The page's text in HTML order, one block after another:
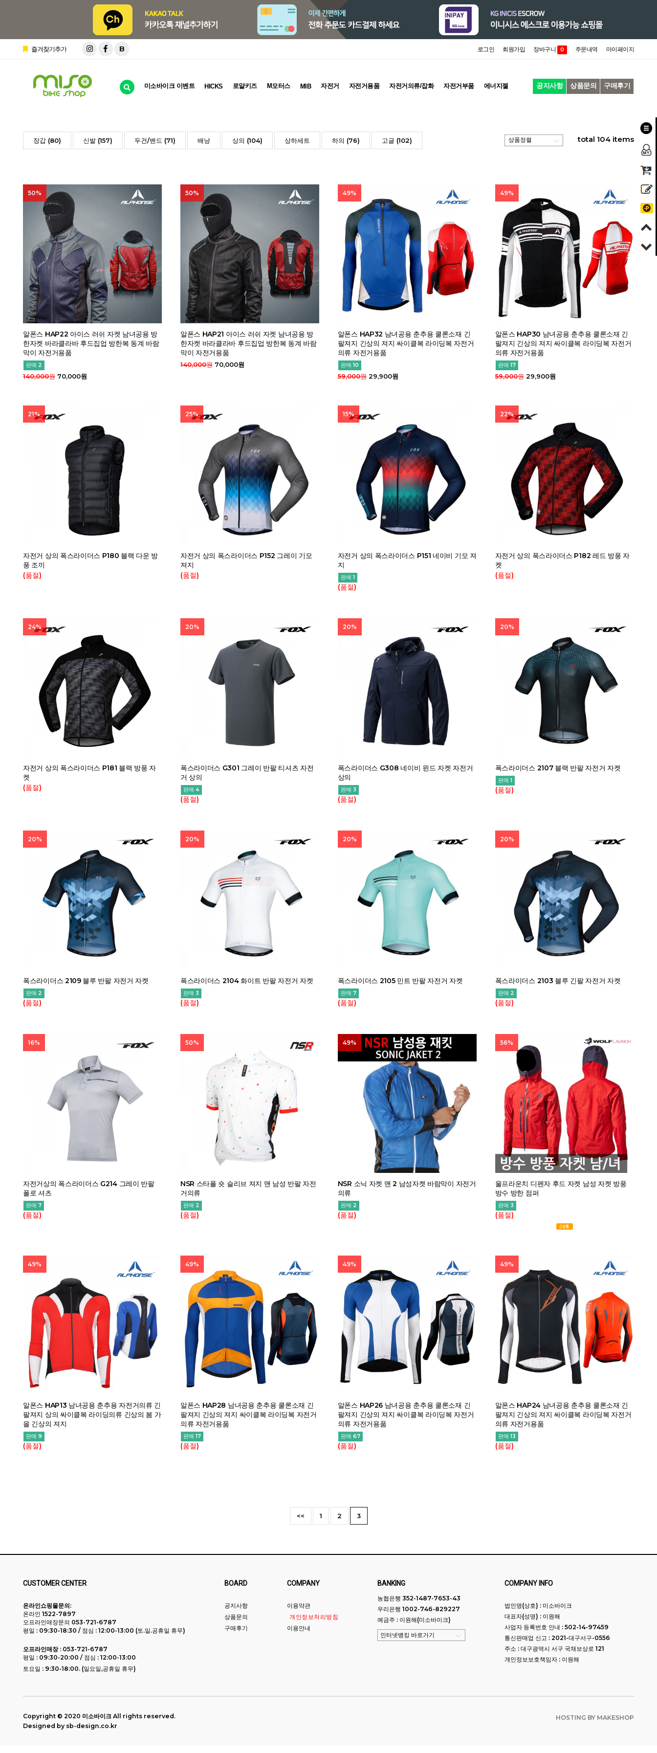
즐겨찾기추가 B 로그인 회원가입 장바구니 0 주문내역 마이페이지
미소바이크 이벤트 HICKS 로얄키즈 M모터스 MIB 자전거 자전거용품 자전거의류/잡화 자전거부품 에너지젤 공지사항 상품문의 구매후기
장갑 (80) 신발 (157) 두건/밴드 (71) 배낭 상의 (104) 상하세트 하의 (76) 고글 (102) total 104 items
알폰스 HAP22 아이스 러쉬 자켓 남녀공용 방
한자켓 바라클라바 후드집업 방한복 동계 바람
막이 자전거용품
판매 2
50%
140,000원 70,000원
알폰스 HAP21 아이스 러쉬 자켓 남녀공용 방
한자켓 바라클라바 후드집업 방한복 동계 바람
막이 자전거용품
50%
140,000원70,000원
알폰스 HAP32 남녀공용 춘추용 쿨론소재 긴
팔져지 긴상의 져지 싸이클복 라이딩복 자전거
의류 자전거용품
판매 10
49%
59,000원29,900원
알폰스 HAP30 남녀공용 춘추용 쿨론소재 긴
팔져지 긴상의 져지 싸이클복 라이딩복 자전거
의류 자전거용품
판매 17
49%
59,000원29,900원
자전거 상의 폭스라이더스 P180 블랙 다운 방
풍 조끼
21%
(품절)
자전거 상의 폭스라이더스 P152 그레이 기모
져지
25%
(품절)
자전거 상의 폭스라이더스 P151 네이비 기모 져
지
판매 1
15%
(품절)
자전거 상의 폭스라이더스 P182 레드 방풍 자
켓
22%
(품절)
자전거 상의 폭스라이더스 P181 블랙 방풍 자
켓
24%
(품절)
폭스라이더스 G301 그레이 반팔 티셔츠 자전
거 상의
판매 4
20%
(품절)
폭스라이더스 G308 네이비 윈드 자켓 자전거
상의
판매 3
20%
(품절)
폭스라이더스 2107 블랙 반팔 자전거 자켓
판매 1
20%
(품절)
폭스라이더스 2109 블루 반팔 자전거 자켓
판매 2
20%
(품절)
폭스라이더스 2104 화이트 반팔 자전거 자켓
판매 3
20%
(품절)
폭스라이더스 2105 민트 반팔 자전거 자켓
판매 7
20%
(품절)
폭스라이더스 2103 블루 긴팔 자전거 자켓
판매 2
20%
(품절)
자전거상의 폭스라이더스 G214 그레이 반팔
폴로 셔츠
판매 7
16%
(품절)
NSR 스타폴 숏 슬리브 져지 맨 남성 반팔 자전
거의류
판매 2
50%
(품절)
NSR 소닉 자켓 맨 2 남성자켓 바람막이 자전거
의류
판매 2
49%
(품절)
울프라운치 디펜자 후드 자켓 남성 자켓 방풍
방수 방한 점퍼
판매 3
56%
(품절)
알폰스 HAP13 남녀공용 춘추용 자전거의류 긴
팔져지 상의 싸이클복 라이딩의류 긴상의 봄 가
을 긴상의 져지
판매 9
49%
(품절)
알폰스 HAP28 남녀공용 춘추용 쿨론소재 긴
팔져지 긴상의 져지 싸이클복 라이딩복 자전거
의류 자전거용품
판매 17
49%
(품절)
알폰스 HAP26 남녀공용 춘추용 쿨론소재 긴
팔져지 긴상의 져지 싸이클복 라이딩복 자전거
의류 자전거용품
판매 67
49%
(품절)
알폰스 HAP24 남녀공용 춘추용 쿨론소재 긴
팔져지 긴상의 져지 싸이클복 라이딩복 자전거
의류 자전거용품
판매 13
49%
(품절)
<< 1 2 3
CUSTOMER CENTER
온라인쇼핑몰문의:
온라인 1522-7897
오프라인매장문의 053-721-6787
평일 : 09:30-18:30 / 점심 : 12:00-13:00 (토.일.공휴일 휴무)
오프라인매장 : 053-721-6787
평일 : 09:30-20:00 / 점심 : 12:00-13:00
토요일 : 9:30-18:00. (일요일,공휴일 휴무)
BOARD
공지사항
상품문의
구매후기
COMPANY
이용약관
개인정보처리방침
이용안내
BANKING
농협은행 352-1487-7653-43
우리은행 1002-746-829227
예금주 : 이원해(미소바이크)
COMPANY INFO
법인명(상호) : 미소바이크
대표자(성명) : 이원해
사업자 등록번호 안내 : 502-14-97459
통신판매업 신고 : 2021-대구서구-0556
주소 : 대구광역시 서구 국채보상로 121
개인정보보호책임자 : 이원해
HOSTING BY MAKESHOP
Copyright © 2020 미소바이크 All rights reserved.
Designed by sb-design.co.kr